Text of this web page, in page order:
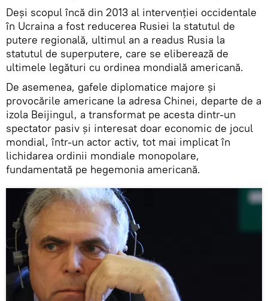
Deși scopul încă din 2013 al intervenției occidentale
în Ucraina a fost reducerea Rusiei la statutul de
putere regională, ultimul an a readus Rusia la
statutul de superputere, care se eliberează de
ultimele legături cu ordinea mondială americană.
De asemenea, gafele diplomatice majore și
provocările americane la adresa Chinei, departe de a
izola Beijingul, a transformat pe acesta dintr-un
spectator pasiv și interesat doar economic de jocul
mondial, într-un actor activ, tot mai implicat în
lichidarea ordinii mondiale monopolare,
fundamentată pe hegemonia americană.